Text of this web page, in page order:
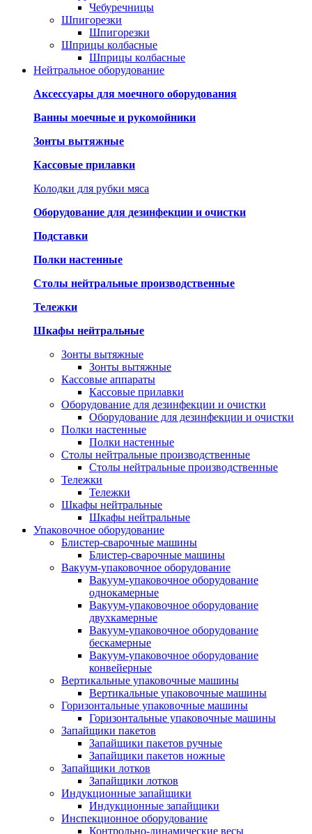
Чебуречницы
Шпигорезки
Шпигорезки
Шприцы колбасные
Шприцы колбасные
Нейтральное оборудование
Аксессуары для моечного оборудования
Ванны моечные и рукомойники
Зонты вытяжные
Кассовые прилавки
Колодки для рубки мяса
Оборудование для дезинфекции и очистки
Подставки
Полки настенные
Столы нейтральные производственные
Тележки
Шкафы нейтральные
Зонты вытяжные
Зонты вытяжные
Кассовые аппараты
Кассовые прилавки
Оборудование для дезинфекции и очистки
Оборудование для дезинфекции и очистки
Полки настенные
Полки настенные
Столы нейтральные производственные
Столы нейтральные производственные
Тележки
Тележки
Шкафы нейтральные
Шкафы нейтральные
Упаковочное оборудование
Блистер-сварочные машины
Блистер-сварочные машины
Вакуум-упаковочное оборудование
Вакуум-упаковочное оборудование
однокамерные
Вакуум-упаковочное оборудование
двухкамерные
Вакуум-упаковочное оборудование
беcкамерные
Вакуум-упаковочное оборудование
конвейерные
Вертикальные упаковочные машины
Вертикальные упаковочные машины
Горизонтальные упаковочные машины
Горизонтальные упаковочные машины
Запайщики пакетов
Запайщики пакетов ручные
Запайщики пакетов ножные
Запайщики лотков
Запайщики лотков
Индукционные запайщики
Индукционные запайщики
Инспекционное оборудование
Контрольно-динамические весы